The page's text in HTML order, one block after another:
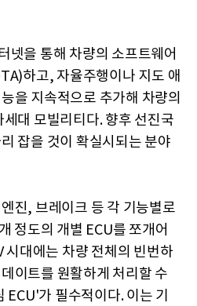
넷을 통해 차량의 소프트웨어
하고, 자율주행이나 지도 애
을 지속적으로 추가해 차량의
대 모빌리티다. 향후 선진국
잡을 것이 확실시되는 분야
진, 브레이크 등 각 기능별로
정도의 개별 ECU를 쪼개어
시대에는 차량 전체의 빈번하
이트를 원활하게 처리할 수
가 필수적이다. 이는 기